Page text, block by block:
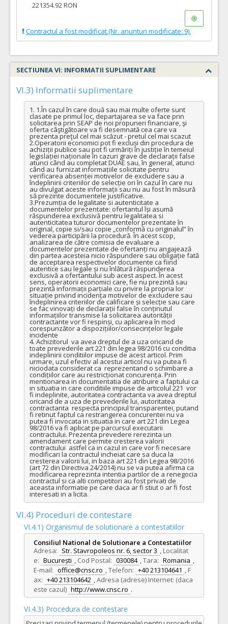
221354.92 RON
Contractul a fost modificat.(Nr. anunturi modificate: 9).
SECTIUNEA VI: INFORMATII SUPLIMENTARE
VI.3) Informatii suplimentare
1. 1.În cazul în care două sau mai multe oferte sunt
clasate pe primul loc, departajarea se va face prin
solicitarea prin SEAP de noi propuneri financiare, şi
oferta câştigătoare va fi desemnată cea care va
prezenta preţul cel mai scăzut - pretul cel mai scazut
2.Operatorii economici pot fi excluși din procedura de
achiziții publice sau pot fi urmăriți în justiție în temeiul
legislației naționale în cazuri grave de declarații false
atunci când au completat DUAE sau, în general, atunci
când au furnizat informațiile solicitate pentru
verificarea absenței motivelor de excludere sau a
îndeplinirii criteriilor de selecție ori în cazul în care nu
au divulgat aceste informații sau nu au fost în măsură
să prezinte documentele justificative.
3.Prezumția de legalitate si autenticitate a
documentelor prezentate: ofertantul își asumă
răspunderea exclusivă pentru legalitatea si
autenticitatea tuturor documentelor prezentate în
original, copie si/sau copie „conformă cu originalul” în
vederea participării la procedură. În acest scop,
analizarea de către comisia de evaluare a
documentelor prezentate de ofertanți nu angajează
din partea acesteia nicio răspundere sau obligație fată
de acceptarea respectivelor documente ca fiind
autentice sau legale și nu înlătură răspunderea
exclusivă a ofertantului sub acest aspect. În acest
sens, operatorii economici care, fie nu prezintă sau
prezintă informații parțiale cu privire la propria lor
situație privind incidența motivelor de excludere sau
îndeplinirea criteriilor de calificare și selecție sau care
se fac vinovați de declarații false în conținutul
informațiilor transmise la solicitarea autorității
contractante vor fi respinși, cu aplicarea în mod
corespunzător a dispozițiilor/consecințelor legale
incidente
4. Achizitorul  va avea dreptul de a uza oricand de
toate prevederile art 221 din legea 98/2016 cu conditia
indeplinirii conditiilor impuse de acest articol. Prim
urmare, uzul efectiv al acestui articol nu va putea fi
niciodata considerat ca  reprezentand o schimbare a
condițiilor care au restricționat concurența. Prin
mentionarea in documentatia de atribuire a faptului ca
in situatia in care conditiile impuse de articolul 221  vor
fi indeplinite, autoritatea contractanta va avea dreptul
oricand de a uza de prevederile lui, autoritatea
contractanta  respecta principiul transparentei, putand
fi retinut faptul ca restrangerea concurentei nu va
putea fi invocata in situatia in care art 221 din Legea
98/2016 va fi aplicat pe parcursul executarii
contractului. Prezenta prevedere rerezinta un
amendament care permite cresterea valorii
contractului  astfel ca in cazul in care vor fi necesare
modificari la contractul incheiat care sa duca la
cresterea valorii lui, in baza art 221 din Legea 98/2016
(art 72 din Directiva 24/2014) nu se va putea afirma ca
modificarea reprezinta intentia partilor de a renegocia
contractul si ca alti competitori au fost privati de
aceasta informatie pe care daca ar fi stiut o ar fi fost
interesati in a licita.
VI.4) Proceduri de contestare
VI.4.1) Organismul de solutionare a contestatiilor
Consiliul National de Solutionare a Contestatiilor
Adresa: Str. Stavropoleos nr. 6, sector 3 , Localitat
e: București , Cod Postal: 030084 ,Tara: Romania ,
E-mail: office@cnsc.ro ,Telefon: +40 213104641 , F
ax: +40 213104642 ,Adresa (adrese) Internet: (daca
este cazul) http://www.cnsc.ro .
VI.4.3) Procedura de contestare